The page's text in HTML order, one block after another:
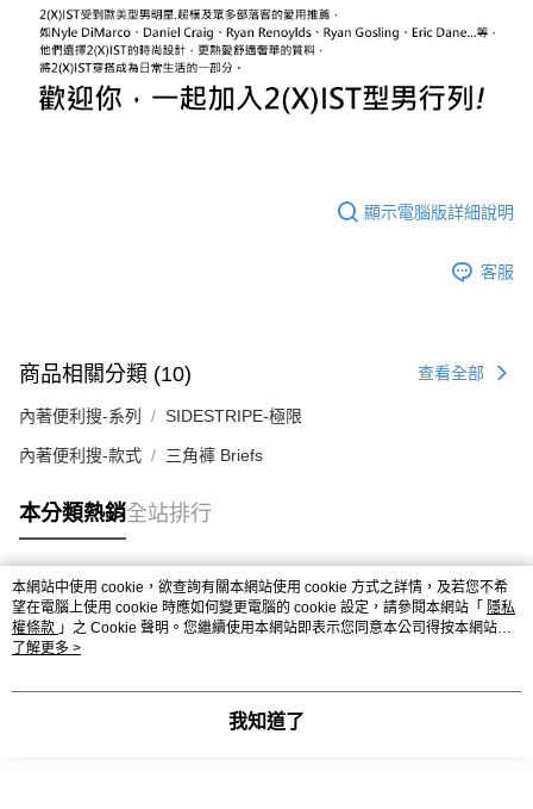
顯示電腦版詳細說明
客服
商品相關分類 (10) 查看全部
內著便利搜-系列 SIDESTRIPE-極限
內著便利搜-款式 三角褲 Briefs
本分類熱銷全站排行
熱門標籤
本網站中使用 cookie，欲查詢有關本網站使用 cookie 方式之詳情，及若您不希
望在電腦上使用 cookie 時應如何變更電腦的 cookie 設定，請參閱本網站「 隱私
權條款 」之 Cookie 聲明。您繼續使用本網站即表示您同意本公司得按本網站使
用條款之 Cookie 聲明使用 cookie。
了解更多 >
我知道了